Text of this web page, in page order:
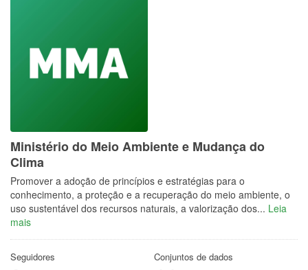
Ministério do Meio Ambiente e Mudança do
Clima
Promover a adoção de princípios e estratégias para o
conhecimento, a proteção e a recuperação do meio ambiente, o
uso sustentável dos recursos naturais, a valorização dos... Leia
mais
Seguidores Conjuntos de dados